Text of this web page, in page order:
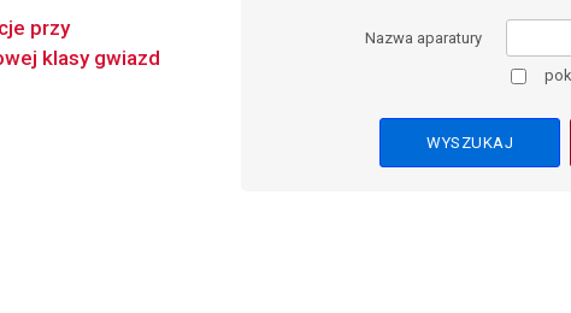
Nazwa aparatury
przy
klasy gwiazd